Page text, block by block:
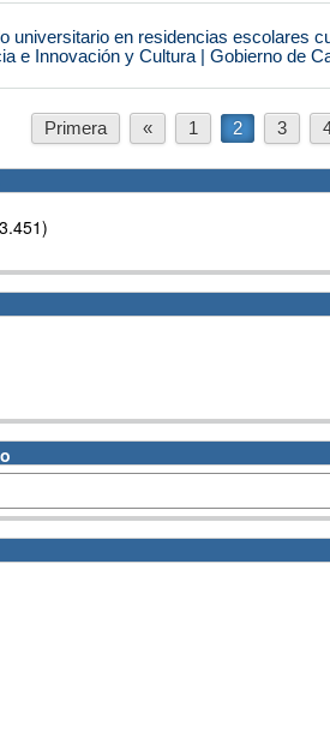
universitario en residencias escolares
e Innovación y Cultura | Gobierno de
Primera « 1 2 3